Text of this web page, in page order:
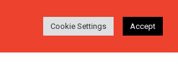
Login Ara
Cookie Settings Accept